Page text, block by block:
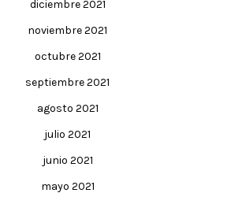
diciembre 2021
noviembre 2021
octubre 2021
septiembre 2021
agosto 2021
julio 2021
junio 2021
mayo 2021